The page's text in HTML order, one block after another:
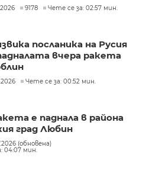
9178 Чете се за: 02:57 мин.
посланика на Русия
вчера ракета
Чете се за: 00:52 мин.
е паднала в района
град Любин
(обновена)
04:07 мин.